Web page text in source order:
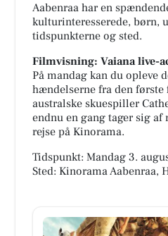
Aabenraa har en
kulturinteresserede, børn,
tidspunkterne og sted.
Filmvisning: Vaiana live-
På mandag kan du opleve
hændelserne fra den første
australske skuespiller
endnu en gang tager sig
rejse på Kinorama.
Tidspunkt: Mandag 3.
Sted: Kinorama Aabenraa,